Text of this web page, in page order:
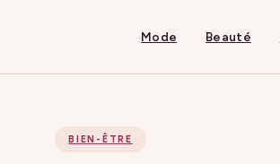
Mode Beauté
BIEN-ÊTRE